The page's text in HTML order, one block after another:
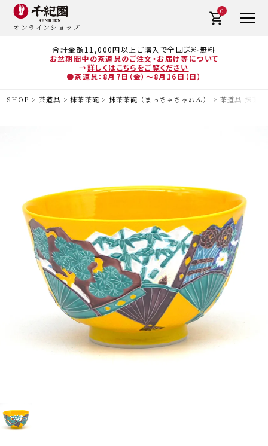
合計金額11,000円以上ご購入で全国送料無料
お盆期間中の茶道具のご注文・お届け等について
→詳しくはこちらをご覧ください
●茶道具：8月7日（金）～8月16日（日）
オンラインショップ
0
SHOP 茶道具 抹茶茶碗 抹茶茶碗（まっちゃちゃわん） 茶道具 抹茶